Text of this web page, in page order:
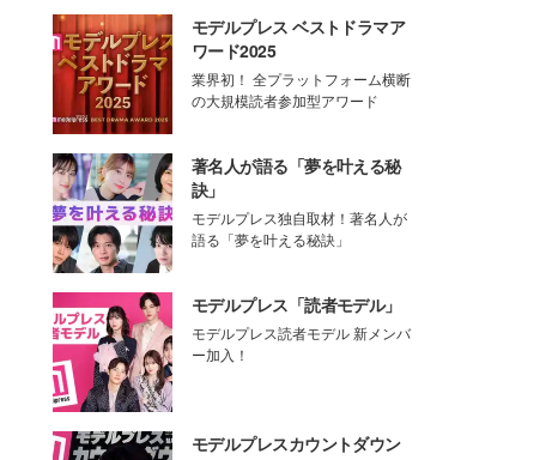
モデルプレス ベストドラマア
ワード2025
業界初！ 全プラットフォーム横断
の大規模読者参加型アワード
著名人が語る「夢を叶える秘
訣」
モデルプレス独自取材！著名人が
語る「夢を叶える秘訣」
モデルプレス「読者モデル」
モデルプレス読者モデル 新メンバ
ー加入！
モデルプレスカウントダウン